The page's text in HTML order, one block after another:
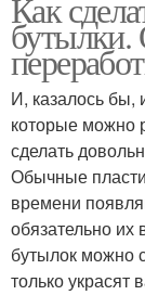
Как
бутылки.
И, казалось
которые можно
сделать
Обычные
времени
обязательно их
бутылок можно
только украсят